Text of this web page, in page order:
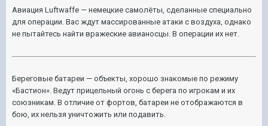
Авиация Luftwaffe — немецкие самолёты, сделанные специально
для операции. Вас ждут массированные атаки с воздуха, однако
не пытайтесь найти вражеские авианосцы. В операции их нет.
Береговые батареи — объекты, хорошо знакомые по режиму
«Бастион». Ведут прицельный огонь с берега по игрокам и их
союзникам. В отличие от фортов, батареи не отображаются в
бою, их нельзя уничтожить или подавить.